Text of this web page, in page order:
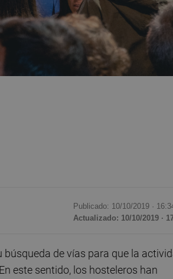
Publicado: 10/10/2019 ·
Actualizado: 10/10/2019 ·
búsqueda de vías para que la
este sentido, los hosteleros han